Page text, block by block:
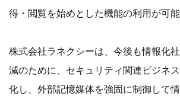
得・閲覧を始めとした機能の利用が可能
株式会社ラネクシーは、今後も情報化
減のために、セキュリティ関連ビジネ
化し、外部記憶媒体を強固に制御して